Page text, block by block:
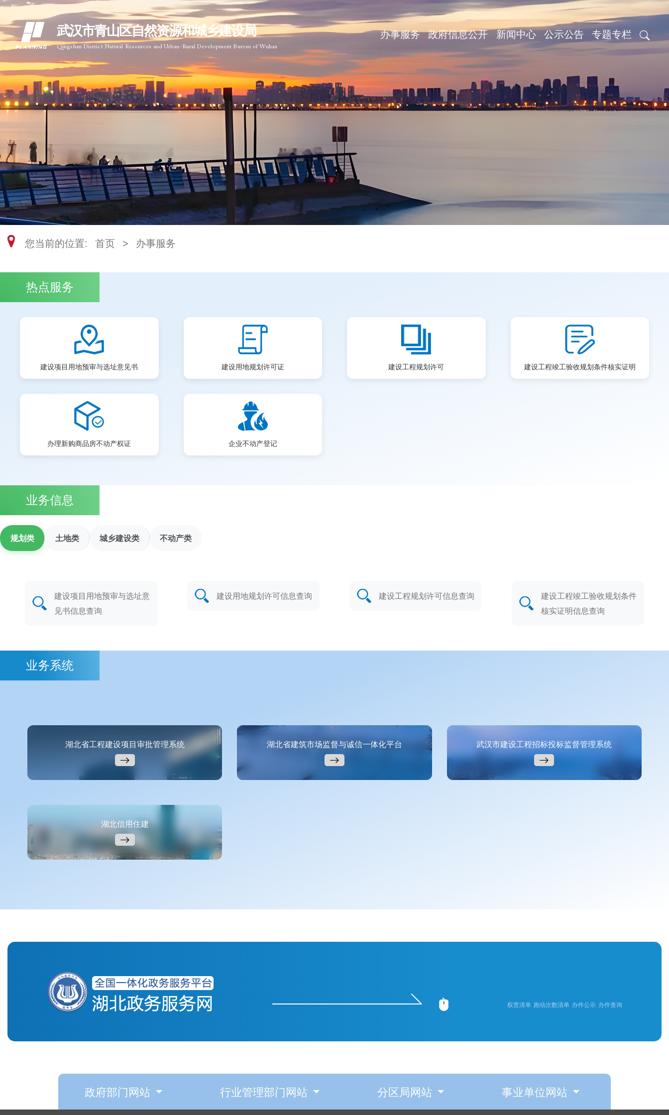
武汉市青山区自然资源和城乡建设局
Qingshan District Natural Resources and Urban-Rural Development Bureau of Wuhan
办事服务 政府信息公开 新闻中心 公示公告 专题专栏
您当前的位置: 首页 > 办事服务
热点服务
建设项目用地预审与选址意见书 建设用地规划许可证 建设工程规划许可 建设工程竣工验收规划条件核实证明
办理新购商品房不动产权证 企业不动产登记
业务信息
规划类 土地类 城乡建设类 不动产类
建设项目用地预审与选址意
见书信息查询
建设用地规划许可信息查询 建设工程规划许可信息查询
建设工程竣工验收规划条件
核实证明信息查询
业务系统
湖北省工程建设项目审批管理系统 湖北省建筑市场监督与诚信一体化平台 武汉市建设工程招标投标监督管理系统
湖北信用住建
权责清单 跑动次数清单 办件公示 办件查询
政府部门网站 行业管理部门网站 分区局网站 事业单位网站